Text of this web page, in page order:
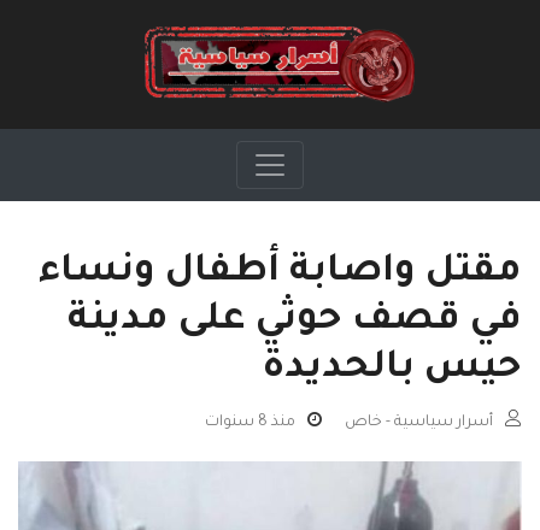
مقتل واصابة أطفال ونساء
في قصف حوثي على مدينة
حيس بالحديدة
أسرار سياسية - خاص منذ 8 سنوات